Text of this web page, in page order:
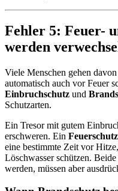
Fehler 5: Feuer-
werden
Viele Menschen gehen
automatisch auch vor Feuer
Einbruchschutz und
Schutzarten.
Ein Tresor mit gutem
erschweren. Ein
eine bestimmte Zeit vor
Löschwasser schützen.
werden, müssen aber